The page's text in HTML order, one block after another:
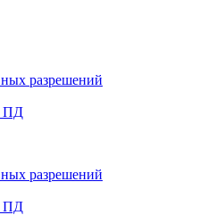
разрешений
ПД
разрешений
ПД